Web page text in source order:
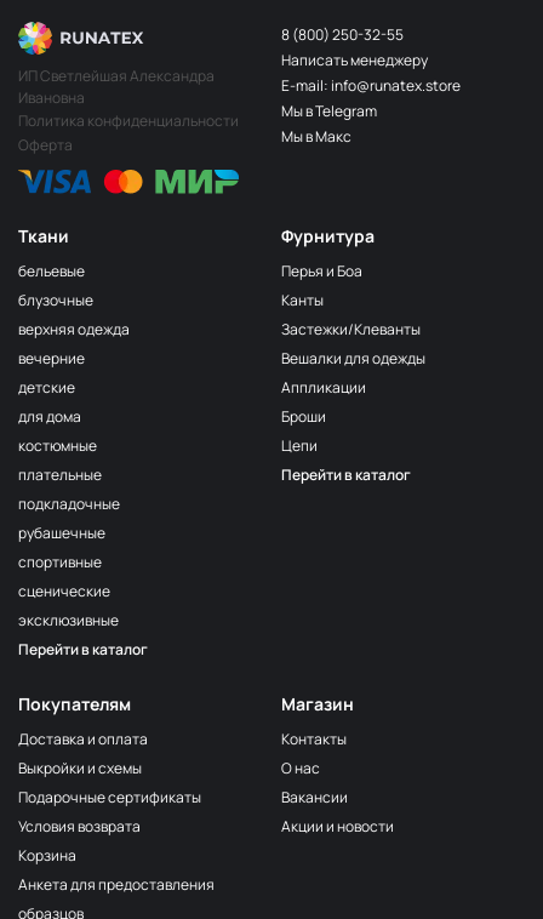
Ткани
бельевые
блузочные
верхняя одежда
вечерние
детские
для дома
костюмные
плательные
подкладочные
рубашечные
спортивные
сценические
эксклюзивные
Перейти в каталог
Фурнитура
Перья и Боа
Канты
Застежки/Клеванты
Вешалки для одежды
Аппликации
Броши
Цепи
Перейти в каталог
Покупателям
Доставка и оплата
Выкройки и схемы
Подарочные сертификаты
Условия возврата
Корзина
Анкета для предоставления
образцов
Магазин
Контакты
О нас
Вакансии
Акции и новости
ИП Светлейшая Александра
Ивановна
Политика конфиденциальности
Оферта
8 (800) 250-32-55
Написать менеджеру
E-mail: info@runatex.store
Мы в Telegram
Мы в Макс